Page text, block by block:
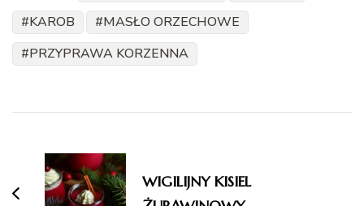
KAROB
MASŁO ORZECHOWE
PRZYPRAWA KORZENNA
wpisu
WIGILIJNY KISIEL